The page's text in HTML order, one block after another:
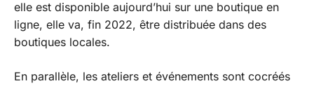
elle est disponible aujourd’hui sur une boutique en
ligne, elle va, fin 2022, être distribuée dans des
boutiques locales.
En parallèle, les ateliers et événements sont cocréés